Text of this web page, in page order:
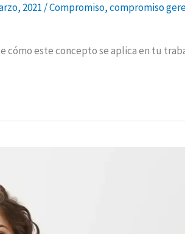
2021 /Compromiso,compromiso
cómo este concepto se aplica en tu